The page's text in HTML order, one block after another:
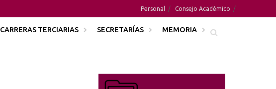
Personal Consejo Académico
CARRERAS TERCIARIAS SECRETARÍAS MEMORIA